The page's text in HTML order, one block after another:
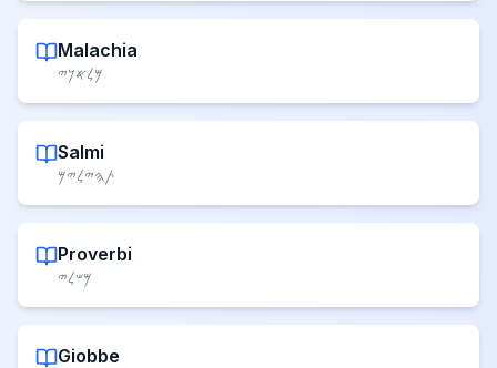
Malachia
𐤌𐤋𐤀𐤊𐤉
Salmi
𐤕𐤄𐤉𐤋𐤉𐤌
Proverbi
𐤌𐤔𐤋𐤉
Giobbe